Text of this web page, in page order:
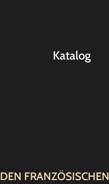
Katalog
FRANZÖSISCHEN